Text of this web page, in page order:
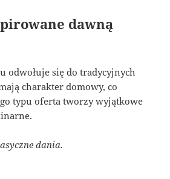
dawną
odwołuje się do tradycyjnych
charakter domowy, co
typu oferta tworzy wyjątkowe
dania.